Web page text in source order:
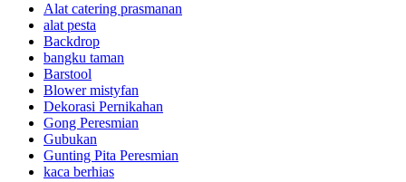
Alat catering prasmanan
alat pesta
Backdrop
bangku taman
Barstool
Blower mistyfan
Dekorasi Pernikahan
Gong Peresmian
Gubukan
Gunting Pita Peresmian
kaca berhias